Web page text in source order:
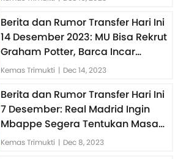
Berita dan Rumor Transfer Hari Ini
14 Desember 2023: MU Bisa Rekrut
Graham Potter, Barca Incar
Gloukh
Kemas Trimukti | Dec 14, 2023
Berita dan Rumor Transfer Hari Ini
7 Desember: Real Madrid Ingin
Mbappe Segera Tentukan Masa
Depan
Kemas Trimukti | Dec 8, 2023